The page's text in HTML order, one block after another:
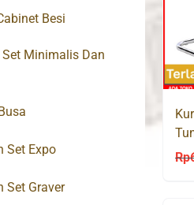
Rp
Besi
Set Minimalis Dan
Set Expo
Set Graver